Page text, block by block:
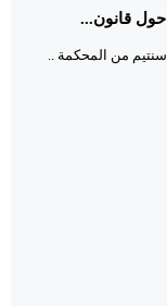
قانون...